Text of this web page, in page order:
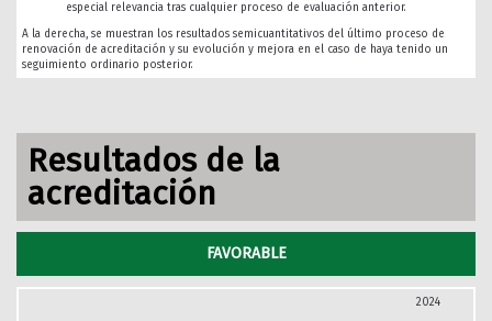
especial relevancia tras cualquier proceso de evaluación anterior.
A la derecha, se muestran los resultados semicuantitativos del último proceso de
renovación de acreditación y su evolución y mejora en el caso de haya tenido un
seguimiento ordinario posterior.
Resultados de la
acreditación
FAVORABLE
2024